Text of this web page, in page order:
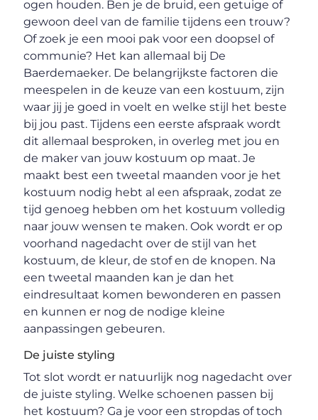
ogen houden. Ben je de bruid, een getuige of
gewoon deel van de familie tijdens een trouw?
Of zoek je een mooi pak voor een doopsel of
communie? Het kan allemaal bij De
Baerdemaeker. De belangrijkste factoren die
meespelen in de keuze van een kostuum, zijn
waar jij je goed in voelt en welke stijl het beste
bij jou past. Tijdens een eerste afspraak wordt
dit allemaal besproken, in overleg met jou en
de maker van jouw kostuum op maat. Je
maakt best een tweetal maanden voor je het
kostuum nodig hebt al een afspraak, zodat ze
tijd genoeg hebben om het kostuum volledig
naar jouw wensen te maken. Ook wordt er op
voorhand nagedacht over de stijl van het
kostuum, de kleur, de stof en de knopen. Na
een tweetal maanden kan je dan het
eindresultaat komen bewonderen en passen
en kunnen er nog de nodige kleine
aanpassingen gebeuren.
De juiste styling
Tot slot wordt er natuurlijk nog nagedacht over
de juiste styling. Welke schoenen passen bij
het kostuum? Ga je voor een stropdas of toch